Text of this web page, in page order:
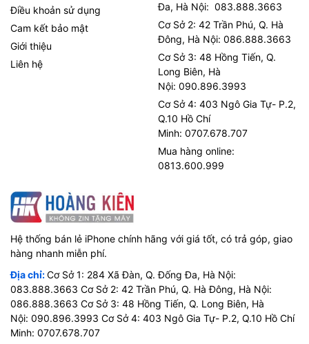
Điều khoản sử dụng
Cam kết bảo mật
Giới thiệu
Liên hệ
Đa, Hà Nội: 083.888.3663
Cơ Sở 2: 42 Trần Phú, Q. Hà
Đông, Hà Nội: 086.888.3663
Cơ Sở 3: 48 Hồng Tiến, Q.
Long Biên, Hà
Nội: 090.896.3993
Cơ Sở 4: 403 Ngô Gia Tự- P.2,
Q.10 Hồ Chí
Minh: 0707.678.707
Mua hàng online:
0813.600.999
Hệ thống bán lẻ iPhone chính hãng với giá tốt, có trả góp, giao
hàng nhanh miễn phí.
Địa chỉ:Cơ Sở 1: 284 Xã Đàn, Q. Đống Đa, Hà Nội:
083.888.3663 Cơ Sở 2: 42 Trần Phú, Q. Hà Đông, Hà Nội:
086.888.3663 Cơ Sở 3: 48 Hồng Tiến, Q. Long Biên, Hà
Nội: 090.896.3993 Cơ Sở 4: 403 Ngô Gia Tự- P.2, Q.10 Hồ Chí
Minh: 0707.678.707